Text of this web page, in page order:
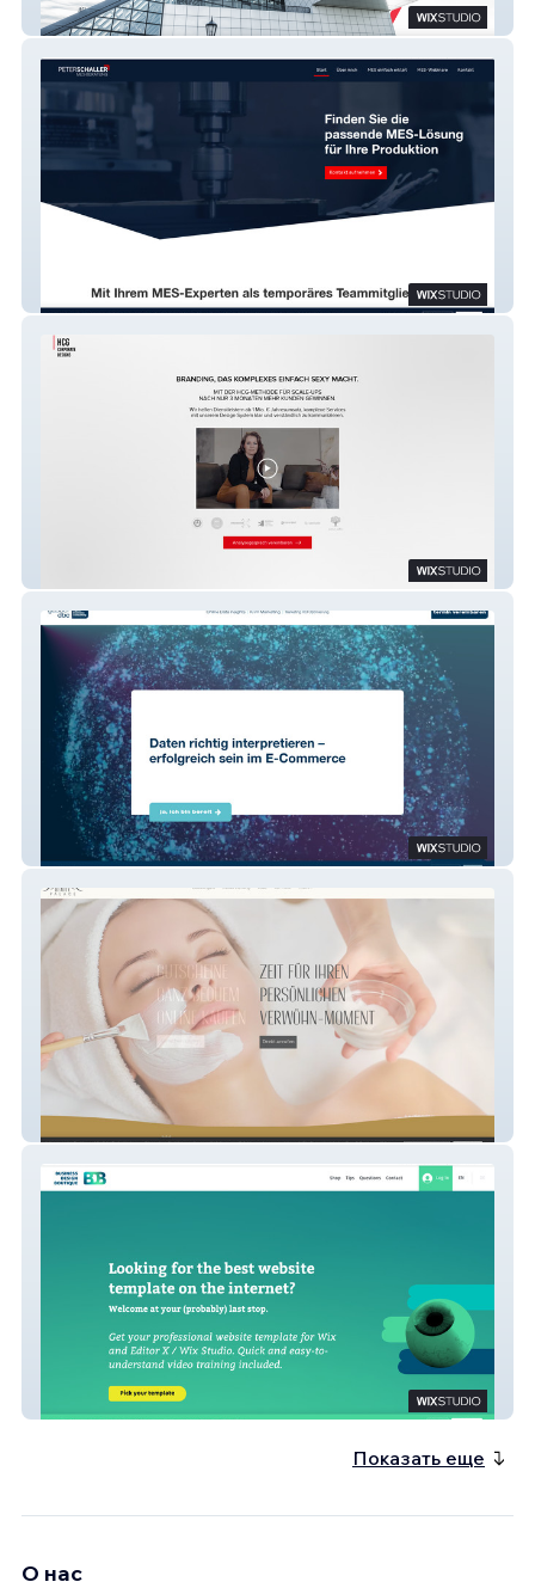
ImmobilienPraxisKöll
Peter Schaller
gasber digital business consulting
Beauty Palace SCS
Business Design Boutique
Показать еще
О нас